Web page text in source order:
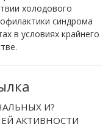
холодового
синдрома
в условиях крайнего
И?
АКТИВНОСТИ